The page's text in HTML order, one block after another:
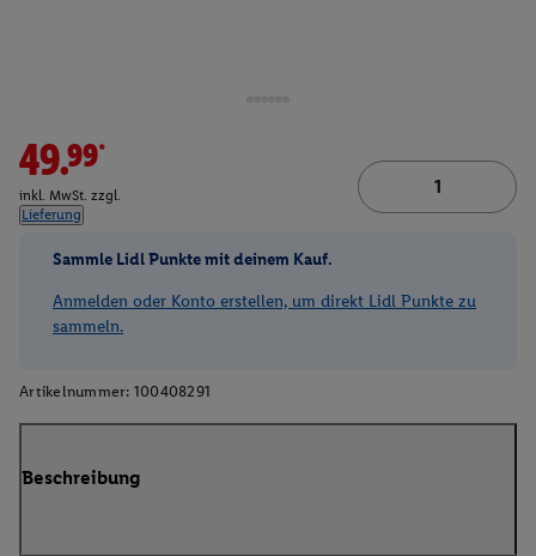
49.99*
inkl. MwSt. zzgl.
Lieferung
Sammle Lidl Punkte mit deinem Kauf.
Anmelden oder Konto erstellen, um direkt Lidl Punkte zu
sammeln.
Artikelnummer: 100408291
Beschreibung